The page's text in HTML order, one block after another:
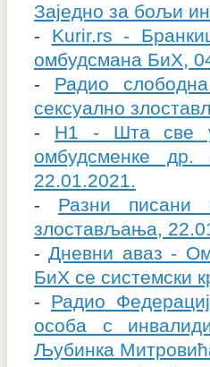
Заједно за бољи
- Kurir.rs -
омбудсмана БиХ,
- Радио
сексуално
- Н1 - Шта све
омбудсменке
22.01.2021.
- Разни писани
злостављања,
-Дневни аваз -
БиХ се системски
- Радио
особа с
Љубинка